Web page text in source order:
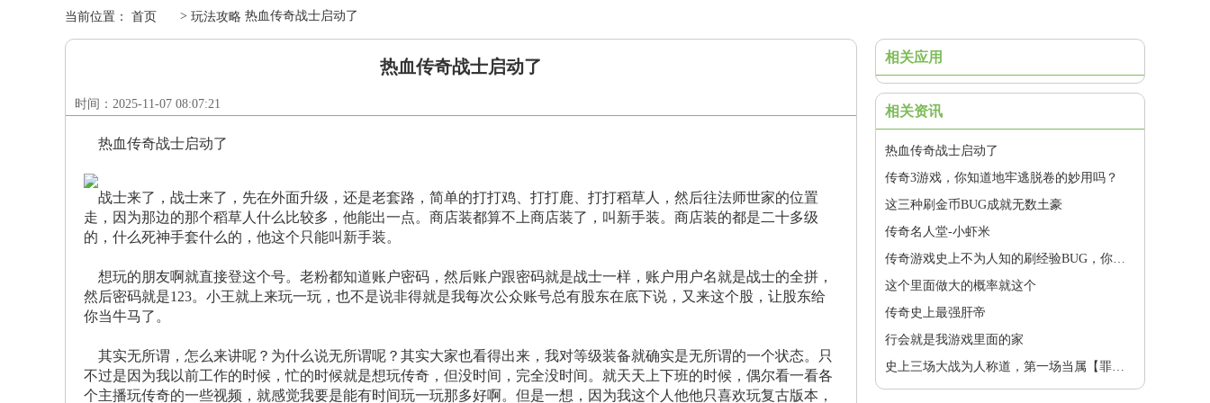
当前位置： 首页 > 玩法攻略 热血传奇战士启动了
热血传奇战士启动了
时间：2025-11-07 08:07:21
热血传奇战士启动了
战士来了，战士来了，先在外面升级，还是老套路，简单的打打鸡、打打鹿、打打稻草人，然后往法师世家的位置
走，因为那边的那个稻草人什么比较多，他能出一点。商店装都算不上商店装了，叫新手装。商店装的都是二十多级
的，什么死神手套什么的，他这个只能叫新手装。
想玩的朋友啊就直接登这个号。老粉都知道账户密码，然后账户跟密码就是战士一样，账户用户名就是战士的全拼，
然后密码就是123。小王就上来玩一玩，也不是说非得就是我每次公众账号总有股东在底下说，又来这个股，让股东给
你当牛马了。
其实无所谓，怎么来讲呢？为什么说无所谓呢？其实大家也看得出来，我对等级装备就确实是无所谓的一个状态。只
不过是因为我以前工作的时候，忙的时候就是想玩传奇，但没时间，完全没时间。就天天上下班的时候，偶尔看一看各
个主播玩传奇的一些视频，就感觉我要是能有时间玩一玩那多好啊。但是一想，因为我这个人他他只喜欢玩复古版本，
相关应用
相关资讯
热血传奇战士启动了
传奇3游戏，你知道地牢逃脱卷的妙用吗？
这三种刷金币BUG成就无数土豪
传奇名人堂-小虾米
这个里面做大的概率就这个
传奇史上最强肝帝
行会就是我游戏里面的家